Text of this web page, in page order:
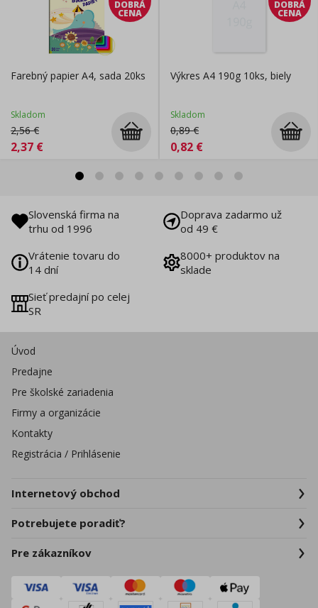
DOBRÁ
CENA
Farebný papier A4, sada 20ks
Skladom
2,56€
2,37 €
DOBRÁ
CENA
Výkres A4 190g 10ks, biely
Skladom
0,89€
0,82 €
Slovenská firma na
trhu od 1996
Doprava zadarmo už
od 49 €
Vrátenie tovaru do
14 dní
8000+ produktov na
sklade
Sieť predajní po celej
SR
Úvod
Predajne
Pre školské zariadenia
Firmy a organizácie
Kontakty
Registrácia / Prihlásenie
Internetový obchod
Potrebujete poradiť?
Pre zákazníkov